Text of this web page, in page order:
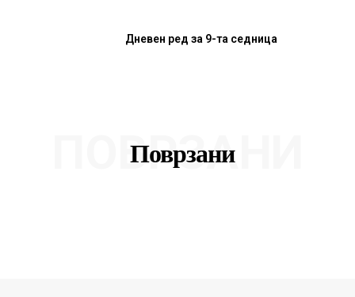
Дневен ред за 9-та седница
Поврзани
ПОВРЗАНИ